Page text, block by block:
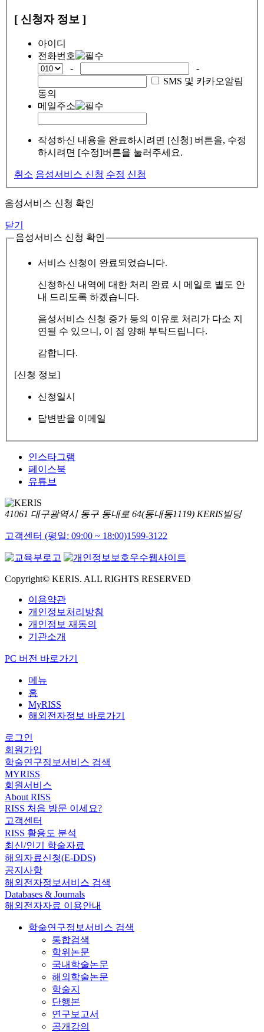
[ 신청자 정보 ]
아이디
전화번호
-
-
SMS 및 카카오알림
동의
메일주소
작성하신 내용을 완료하시려면 [신청] 버튼을, 수정
하시려면 [수정]버튼을 눌러주세요.
취소 음성서비스 신청 수정 신청
음성서비스 신청 확인
닫기
음성서비스 신청 확인
서비스 신청이 완료되었습니다.
신청하신 내역에 대한 처리 완료 시 메일로 별도 안
내 드리도록 하겠습니다.
음성서비스 신청 증가 등의 이유로 처리가 다소 지
연될 수 있으니, 이 점 양해 부탁드립니다.
감합니다.
[신청 정보]
신청일시
답변받을 이메일
인스타그램
페이스북
유튜브
41061 대구광역시 동구 동내로 64(동내동1119) KERIS빌딩
고객센터 (평일: 09:00 ~ 18:00)1599-3122
Copyright© KERIS. ALL RIGHTS RESERVED
이용약관
개인정보처리방침
개인정보 재동의
기관소개
PC 버전 바로가기
메뉴
홈
MyRISS
해외전자정보 바로가기
로그인
회원가입
학술연구정보서비스 검색
MYRISS
회원서비스
About RISS
RISS 처음 방문 이세요?
고객센터
RISS 활용도 분석
최신/인기 학술자료
해외자료신청(E-DDS)
공지사항
해외전자정보서비스 검색
Databases & Journals
해외전자자료 이용안내
학술연구정보서비스 검색
통합검색
학위논문
국내학술논문
해외학술논문
학술지
단행본
연구보고서
공개강의